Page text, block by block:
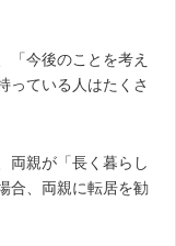
「今後のことを考え
っている人はたくさ
両親が「長く暮らし
合、両親に転居を勧